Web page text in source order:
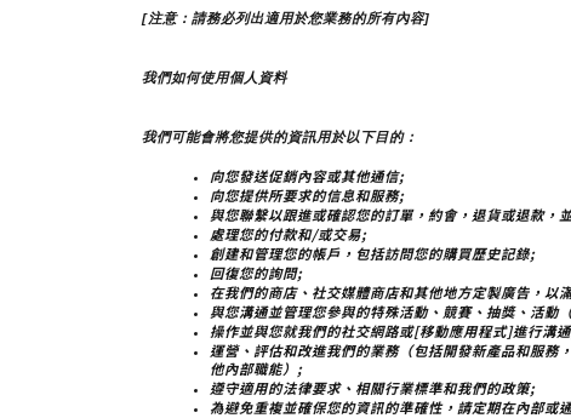
[注意：請務必列出適用於您業務的所有內容]
我們如何使用個人資料
我們可能會將您提供的資訊用於以下目的：
向您發送促銷內容或其他通信;
向您提供所要求的信息和服務;
與您聯繫以跟進或確認您的訂單，約會，退貨或退款
處理您的付款和/或交易;
創建和管理您的帳戶，包括訪問您的購買歷史記錄;
回復您的詢問;
在我們的商店、社交媒體商店和其他地方定製廣告，以
與您溝通並管理您參與的特殊活動、競賽、抽獎、活動
操作並與您就我們的社交網路或[移動應用程式]進行溝
運營、評估和改進我們的業務（包括開發新產品和服
他內部職能）;
遵守適用的法律要求、相關行業標準和我們的政策;
為避免重複並確保您的資訊的準確性，請定期在內部或